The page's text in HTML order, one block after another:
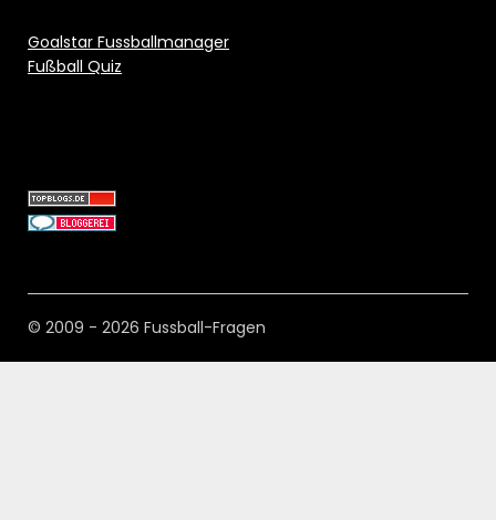
Goalstar Fussballmanager
Fußball Quiz
© 2009 - 2026 Fussball-Fragen